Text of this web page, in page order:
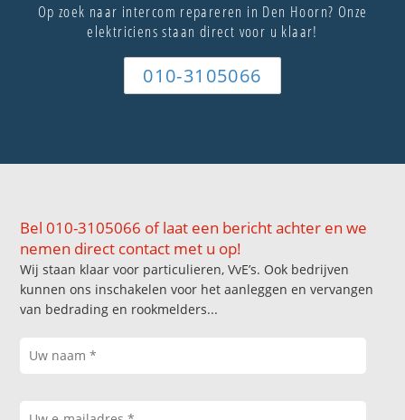
Op zoek naar intercom repareren in Den Hoorn? Onze
elektriciens staan direct voor u klaar!
010-3105066
Bel 010-3105066 of laat een bericht achter en we
nemen direct contact met u op!
Wij staan klaar voor particulieren, VvE’s. Ook bedrijven
kunnen ons inschakelen voor het aanleggen en vervangen
van bedrading en rookmelders...